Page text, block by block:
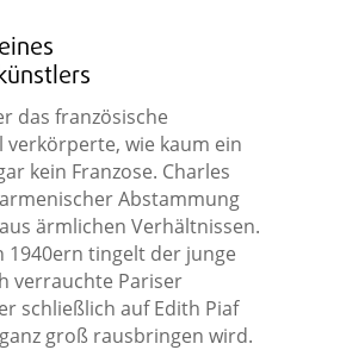
das französische
verkörperte, wie kaum ein
kein Franzose. Charles
Abstammung
ärmlichen Verhältnissen.
1940ern tingelt der junge
verrauchte Pariser
schließlich auf Edith Piaf
groß rausbringen wird.